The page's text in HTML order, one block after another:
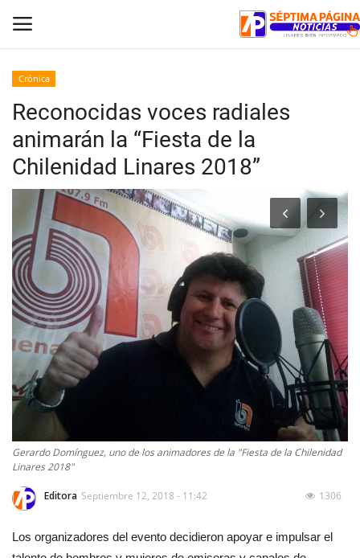
Inicio
Crónica
Policial
Tribunales
Deporte
Política
Espectáculos
Crónica
Reconocidas voces radiales
animarán la “Fiesta de la
Chilenidad Linares 2018”
Gerardo Domínguez, uno de los animadores de la "Fiesta de la Chilenidad
Linares 2018"
Editora Septiembre 12, 2018 - 11:42 1306
Los organizadores del evento decidieron apoyar e impulsar el